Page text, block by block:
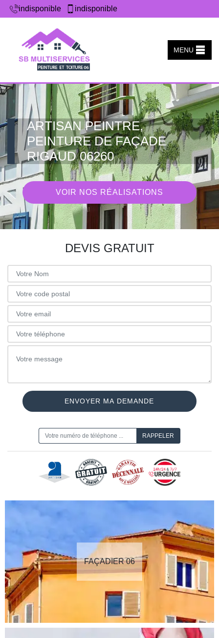
indisponible indisponible
MENU
ARTISAN PEINTRE,
PEINTURE DE FAÇADE
RIGAUD 06260
VOIR NOS RÉALISATIONS
DEVIS GRATUIT
FAÇADIER 06